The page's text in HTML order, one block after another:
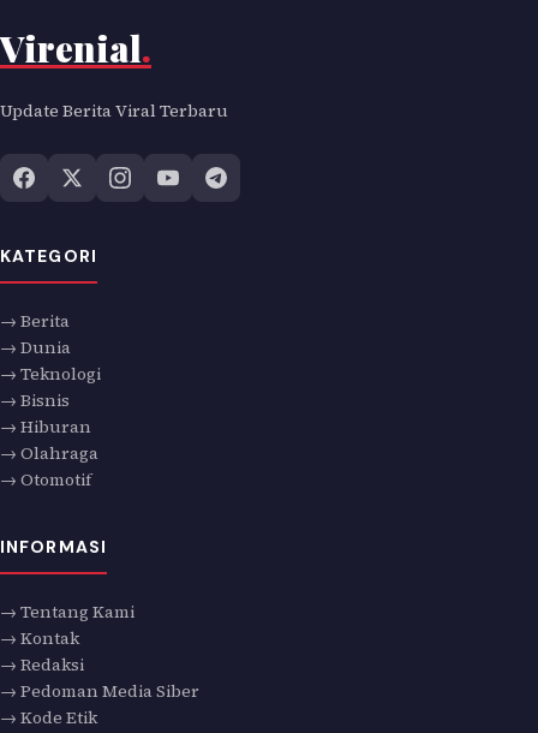
Virenial.
Update Berita Viral Terbaru
KATEGORI
→ Berita
→ Dunia
→ Teknologi
→ Bisnis
→ Hiburan
→ Olahraga
→ Otomotif
INFORMASI
→ Tentang Kami
→ Kontak
→ Redaksi
→ Pedoman Media Siber
→ Kode Etik